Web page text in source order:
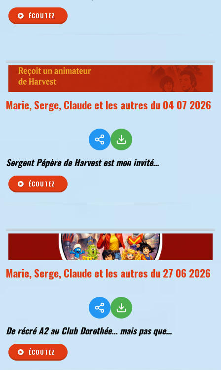
ÉCOUTEZ
Marie, Serge, Claude et les autres du 04 07 2026
Sergent Pépère de Harvest est mon invité...
ÉCOUTEZ
Marie, Serge, Claude et les autres du 27 06 2026
De récré A2 au Club Dorothée... mais pas que...
ÉCOUTEZ